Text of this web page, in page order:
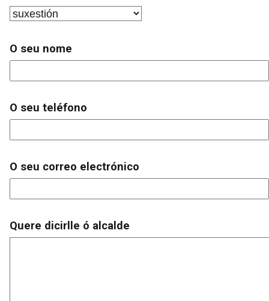
O seu nome
O seu teléfono
O seu correo electrónico
Quere dicirlle ó alcalde